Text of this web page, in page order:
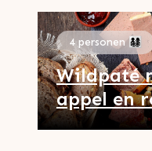
4 personen 👨‍👩‍👧‍👦
Wildpaté
appel en